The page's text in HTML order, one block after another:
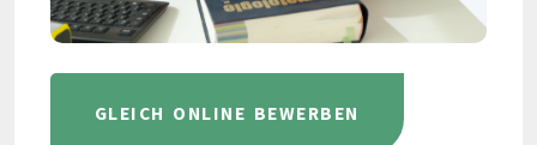
GLEICH ONLINE BEWERBEN